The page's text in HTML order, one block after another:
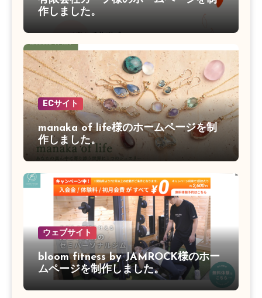
作しました。
ECサイト
manaka of life様のホームページを制
作しました。
ウェブサイト
bloom fitness by JAMROCK様のホー
ムページを制作しました。